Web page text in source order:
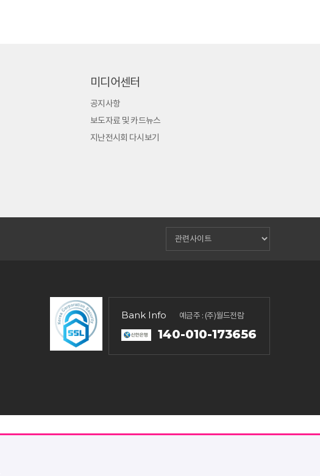
미디어센터
공지사항
보도자료 및 카드뉴스
지난전시회 다시보기
Bank Info 예금주 : (주)월드전람
140-010-173656